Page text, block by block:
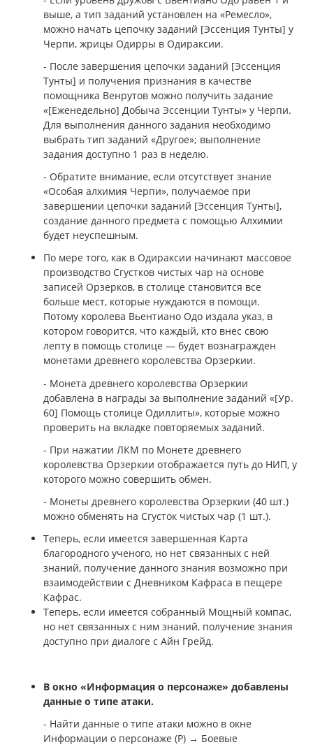
выше, а тип заданий установлен на «Ремесло»,
можно начать цепочку заданий [Эссенция Тунты] у
Черпи, жрицы Одирры в Одираксии.
- После завершения цепочки заданий [Эссенция
Тунты] и получения признания в качестве
помощника Венрутов можно получить задание
«[Еженедельно] Добыча Эссенции Тунты» у Черпи.
Для выполнения данного задания необходимо
выбрать тип заданий «Другое»; выполнение
задания доступно 1 раз в неделю.
- Обратите внимание, если отсутствует знание
«Особая алхимия Черпи», получаемое при
завершении цепочки заданий [Эссенция Тунты],
создание данного предмета с помощью Алхимии
будет неуспешным.
По мере того, как в Одираксии начинают массовое
производство Сгустков чистых чар на основе
записей Орзерков, в столице становится все
больше мест, которые нуждаются в помощи.
Потому королева Вьентиано Одо издала указ, в
котором говорится, что каждый, кто внес свою
лепту в помощь столице — будет вознагражден
монетами древнего королевства Орзеркии.
- Монета древнего королевства Орзеркии
добавлена в награды за выполнение заданий «[Ур.
60] Помощь столице Одиллиты», которые можно
проверить на вкладке повторяемых заданий.
- При нажатии ЛКМ по Монете древнего
королевства Орзеркии отображается путь до НИП, у
которого можно совершить обмен.
- Монеты древнего королевства Орзеркии (40 шт.)
можно обменять на Сгусток чистых чар (1 шт.).
Теперь, если имеется завершенная Карта
благородного ученого, но нет связанных с ней
знаний, получение данного знания возможно при
взаимодействии с Дневником Кафраса в пещере
Кафрас.
Теперь, если имеется собранный Мощный компас,
но нет связанных с ним знаний, получение знания
доступно при диалоге с Айн Грейд.
В окно «Информация о персонаже» добавлены
данные о типе атаки.
- Найти данные о типе атаки можно в окне
Информации о персонаже (P) → Боевые